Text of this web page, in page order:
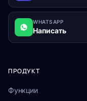
WHATSAPP
Написать
ПРОДУКТ
Функции